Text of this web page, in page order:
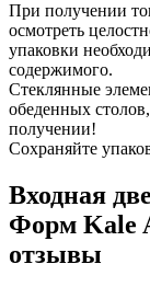
При получении
осмотреть
упаковки
содержимого.
Стеклянные
обеденных
получении!
Сохраняйте
Входная
Форм Kale
отзывы